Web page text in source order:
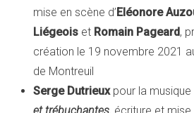
mise en scène d’Eléonore
Liégeois et Romain Pageard,
création le 19 novembre 2021
de Montreuil
Serge Dutrieuxpour la musique